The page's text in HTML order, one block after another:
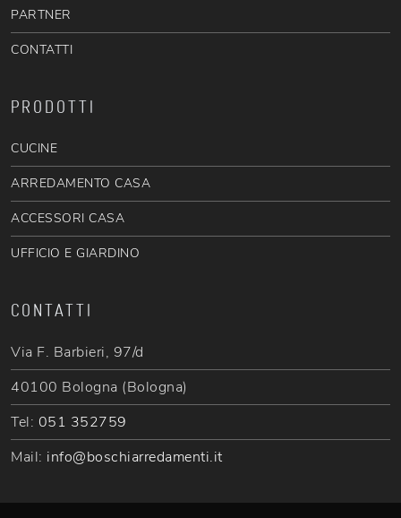
PARTNER
CONTATTI
PRODOTTI
CUCINE
ARREDAMENTO CASA
ACCESSORI CASA
UFFICIO E GIARDINO
CONTATTI
Via F. Barbieri, 97/d
40100 Bologna (Bologna)
Tel: 051 352759
Mail: info@boschiarredamenti.it